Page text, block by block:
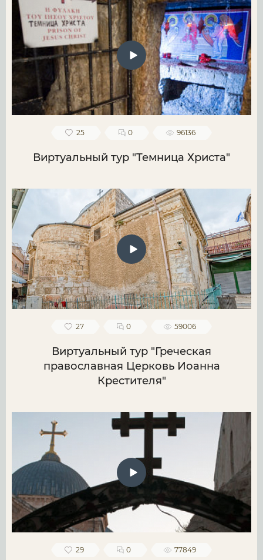
25 0 96136
Виртуальный тур "Темница Христа"
27 0 59006
Виртуальный тур "Греческая
православная Церковь Иоанна
Крестителя"
29 0 77849